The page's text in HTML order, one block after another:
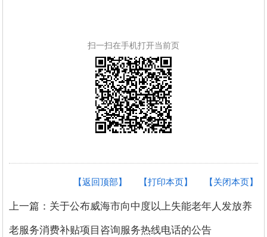
扫一扫在手机打开当前页
【关闭本页】
【打印本页】
【返回顶部】
上一篇：关于公布威海市向中度以上失能老年人发放养
老服务消费补贴项目咨询服务热线电话的公告